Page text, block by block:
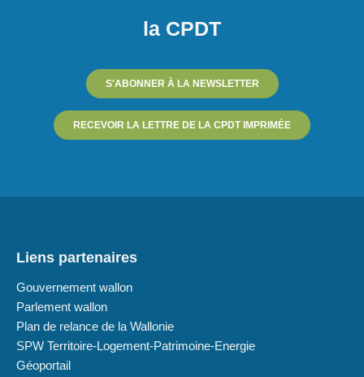
la CPDT
S'ABONNER À LA NEWSLETTER
RECEVOIR LA LETTRE DE LA CPDT IMPRIMÉE
Liens partenaires
Gouvernement wallon
Parlement wallon
Plan de relance de la Wallonie
SPW Territoire-Logement-Patrimoine-Energie
Géoportail